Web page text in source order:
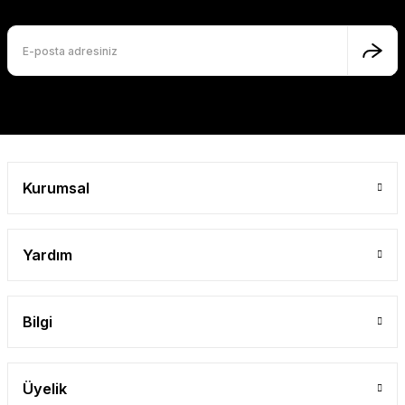
Kurumsal
Yardım
Bilgi
Üyelik